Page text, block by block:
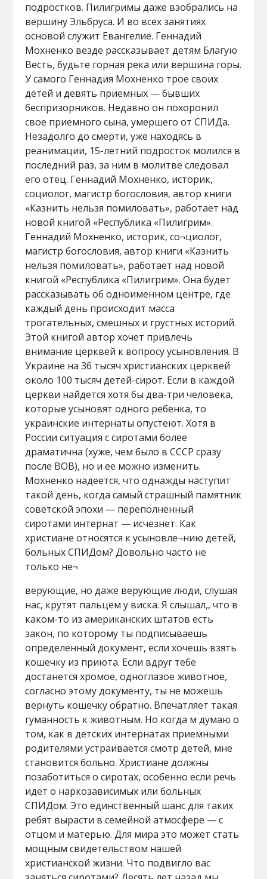
подростков. Пилигримы даже взобрались на
вершину Эльбруса. И во всех занятиях
основой служит Евангелие. Геннадий
Мохненко везде рассказывает детям Благую
Весть, будьте горная река или вершина горы.
У самого Геннадия Мохненко трое своих
детей и девять приемных — бывших
беспризорников. Недавно он похоронил
свое приемного сына, умершего от СПИДа.
Незадолго до смерти, уже находясь в
реанимации, 15-летний подросток молился в
последний раз, за ним в молитве следовал
его отец. Геннадий Мохненко, историк,
социолог, магистр богословия, автор книги
«Казнить нельзя помиловать», работает над
новой книгой «Республика «Пилигрим».
Геннадий Мохненко, историк, со¬циолог,
магистр богословия, автор книги «Казнить
нельзя помиловать», работает над новой
книгой «Республика «Пилигрим». Она будет
рассказывать об одноименном центре, где
каждый день происходит масса
трогательных, смешных и грустных историй.
Этой книгой автор хочет привлечь
внимание церквей к вопросу усыновления. В
Украине на 36 тысяч христианских церквей
около 100 тысяч детей-сирот. Если в каждой
церкви найдется хотя бы два-три человека,
которые усыновят одного ребенка, то
украинские интернаты опустеют. Хотя в
России ситуация с сиротами более
драматична (хуже, чем было в СССР сразу
после ВОВ), но и ее можно изменить.
Мохненко надеется, что однажды наступит
такой день, когда самый страшный памятник
советской эпохи — переполненный
сиротами интернат — исчезнет. Как
христиане относятся к усыновле¬нию детей,
больных СПИДом? Довольно часто не
только не¬
верующие, но даже верующие люди, слушая
нас, крутят пальцем у виска. Я слышал,, что в
каком-то из американских штатов есть
закон, по которому ты подписываешь
определенный документ, если хочешь взять
кошечку из приюта. Если вдруг тебе
достанется хромое, одноглазое животное,
согласно этому документу, ты не можешь
вернуть кошечку обратно. Впечатляет такая
гуманность к животным. Но когда м думаю о
том, как в детских интернатах приемными
родителями устраивается смотр детей, мне
становится больно. Христиане должны
позаботиться о сиротах, особенно если речь
идет о наркозависимых или больных
СПИДом. Это единственный шанс для таких
ребят вырасти в семейной атмосфере — с
отцом и матерью. Для мира это может стать
мощным свидетельством нашей
христианской жизни. Что подвигло вас